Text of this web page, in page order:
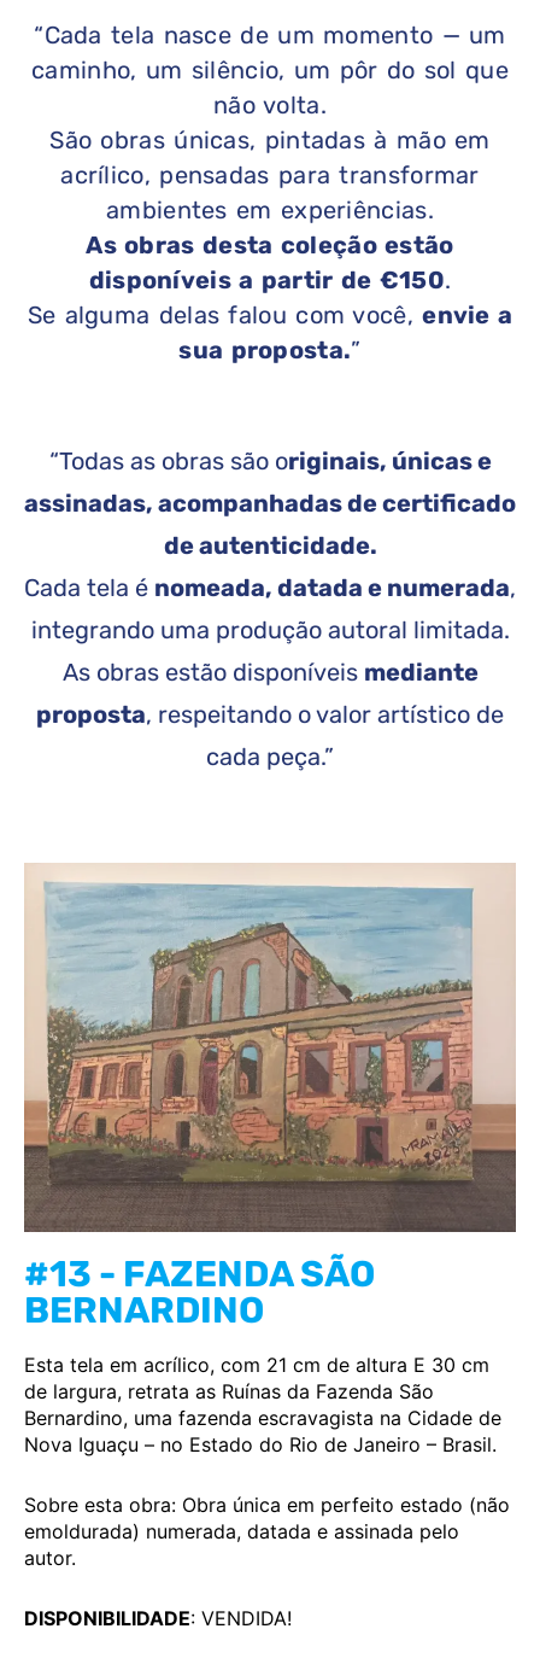
“Cada tela nasce de um momento — um
caminho, um silêncio, um pôr do sol que
não volta.
São obras únicas, pintadas à mão em
acrílico, pensadas para transformar
ambientes em experiências.
As obras desta coleção estão
disponíveis a partir de €150.
Se alguma delas falou com você,envie a
sua proposta.”
“Todas as obras são originais, únicas e
assinadas, acompanhadas de certificado
de autenticidade.
Cada tela é nomeada, datada e numerada,
integrando uma produção autoral limitada.
As obras estão disponíveis mediante
proposta, respeitando o valor artístico de
cada peça.”
#13 - FAZENDA SÃO
BERNARDINO
Esta tela em acrílico, com 21 cm de altura E 30 cm
de largura, retrata as Ruínas da Fazenda São
Bernardino, uma fazenda escravagista na Cidade de
Nova Iguaçu – no Estado do Rio de Janeiro – Brasil.
Sobre esta obra: Obra única em perfeito estado (não
emoldurada) numerada, datada e assinada pelo
autor.
DISPONIBILIDADE: VENDIDA!